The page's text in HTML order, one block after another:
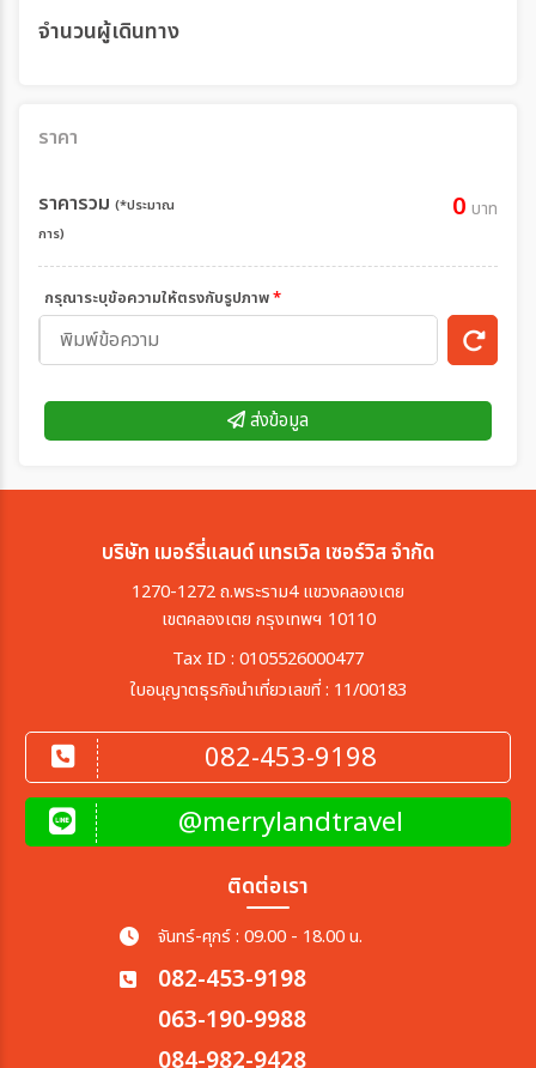
จำนวนผู้เดินทาง
ราคา
ราคารวม (*ประมาณ
การ)
0 บาท
กรุณาระบุข้อความให้ตรงกับรูปภาพ*
ส่งข้อมูล
บริษัท เมอร์รี่แลนด์ แทรเวิล เซอร์วิส จำกัด
1270-1272 ถ.พระราม4 แขวงคลองเตย
เขตคลองเตย กรุงเทพฯ 10110
Tax ID : 0105526000477
ใบอนุญาตธุรกิจนำเที่ยวเลขที่ : 11/00183
082-453-9198
@merrylandtravel
ติดต่อเรา
จันทร์-ศุกร์ : 09.00 - 18.00 น.
082-453-9198
063-190-9988